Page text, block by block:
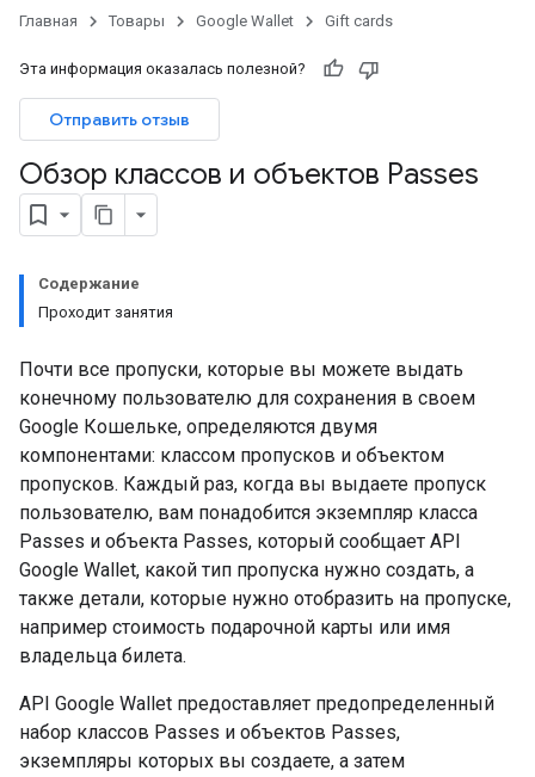
Главная Товары Google Wallet Gift cards
Эта информация оказалась полезной?
Отправить отзыв
Обзор классов и объектов Passes
Содержание
Проходит занятия
Почти все пропуски, которые вы можете выдать
конечному пользователю для сохранения в своем
Google Кошельке, определяются двумя
компонентами: классом пропусков и объектом
пропусков. Каждый раз, когда вы выдаете пропуск
пользователю, вам понадобится экземпляр класса
Passes и объекта Passes, который сообщает API
Google Wallet, какой тип пропуска нужно создать, а
также детали, которые нужно отобразить на пропуске,
например стоимость подарочной карты или имя
владельца билета.
API Google Wallet предоставляет предопределенный
набор классов Passes и объектов Passes,
экземпляры которых вы создаете, а затем